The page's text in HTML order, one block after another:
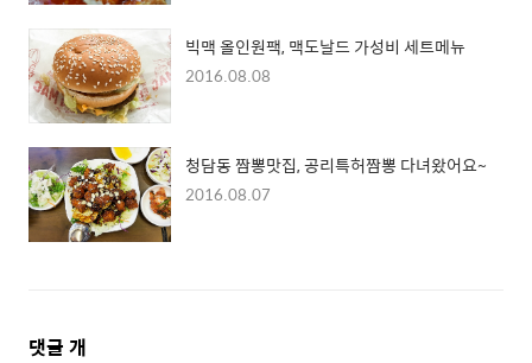
빅맥 올인원팩, 맥도날드 가성비 세트메뉴
2016.08.08
청담동 짬뽕맛집, 공리특허짬뽕 다녀왔어요~
2016.08.07
댓
댓글 개